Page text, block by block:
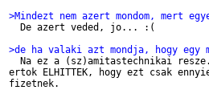
>Mindezt nem azert mondom, mert
De azert veded, jo... :(
>de ha valaki azt mondja, hogy
Na ez a (sz)amitastechnikai resze.
ertok ELHITTEK, hogy ezt csak
fizetnek.